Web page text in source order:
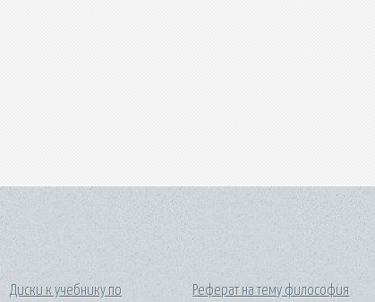
Диски к учебнику по
Реферат на тему философия